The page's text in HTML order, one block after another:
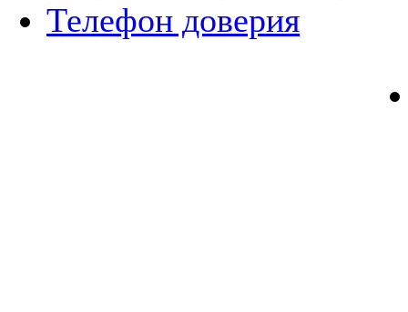
Телефон доверия